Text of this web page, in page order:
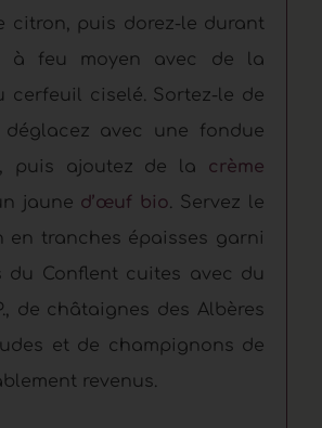
citron, puis dorez-le durant
à feu moyen avec de la
cerfeuil ciselé. Sortez-le de
avec une fondue
puis ajoutez de la crème
jaune d’œuf bio. Servez le
en tranches épaisses garni
du Conflent cuites avec du
de châtaignes des Albères
et de champignons de
revenus.